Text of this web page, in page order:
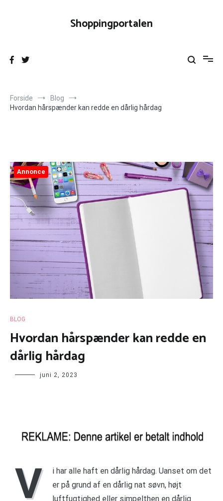
Shoppingportalen
Forside
Blog
Hvordan hårspænder kan redde en dårlig hårdag
Annonce
BLOG
Hvordan hårspænder kan redde en
dårlig hårdag
juni 2, 2023
V
i har alle haft en dårlig hårdag. Uanset om det
er på grund af en dårlig nat søvn, højt
luftfugtighed eller simpelthen en dårlig